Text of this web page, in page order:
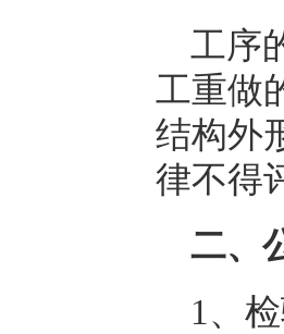
工序
工重做
结构外
律不得
二、
1、